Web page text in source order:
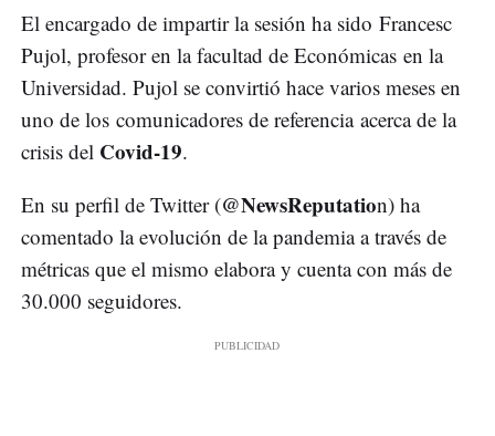
El encargado de impartir la sesión ha sido Francesc
Pujol, profesor en la facultad de Económicas en la
Universidad. Pujol se convirtió hace varios meses en
uno de los comunicadores de referencia acerca de la
crisis del Covid-19.
En su perfil de Twitter (@NewsReputation) ha
comentado la evolución de la pandemia a través de
métricas que el mismo elabora y cuenta con más de
30.000 seguidores.